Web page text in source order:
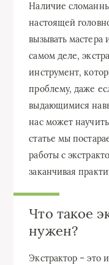
Наличие
настоящей
вызывать мастера
самом деле,
инструмент,
проблему, даже
выдающимися
нас может
статье мы
работы с
заканчивая
Что такое
нужен?
Экстрактор – это